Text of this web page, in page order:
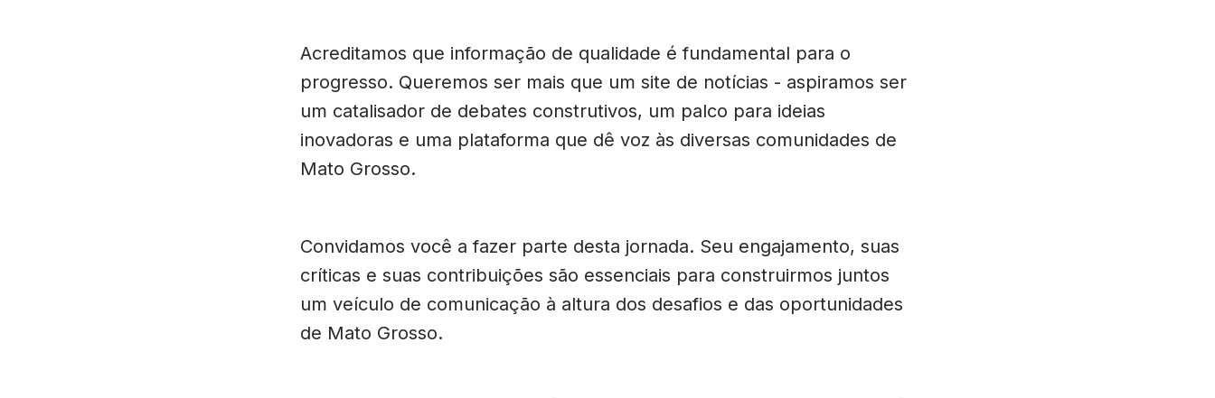
Acreditamos que informação de qualidade é fundamental para o
progresso. Queremos ser mais que um site de notícias - aspiramos ser
um catalisador de debates construtivos, um palco para ideias
inovadoras e uma plataforma que dê voz às diversas comunidades de
Mato Grosso.
Convidamos você a fazer parte desta jornada. Seu engajamento, suas
críticas e suas contribuições são essenciais para construirmos juntos
um veículo de comunicação à altura dos desafios e das oportunidades
de Mato Grosso.